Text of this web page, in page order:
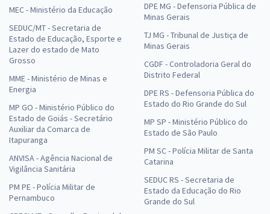
MEC - Ministério da Educação
SEDUC/MT - Secretaria de
Estado de Educação, Esporte e
Lazer do estado de Mato
Grosso
MME - Ministério de Minas e
Energia
MP GO - Ministério Público do
Estado de Goiás - Secretário
Auxiliar da Comarca de
Itapuranga
ANVISA - Agência Nacional de
Vigilância Sanitária
PM PE - Polícia Militar de
Pernambuco
DPE MG - Defensoria Pública de
Minas Gerais
TJ MG - Tribunal de Justiça de
Minas Gerais
CGDF - Controladoria Geral do
Distrito Federal
DPE RS - Defensoria Pública do
Estado do Rio Grande do Sul
MP SP - Ministério Público do
Estado de São Paulo
PM SC - Polícia Militar de Santa
Catarina
SEDUC RS - Secretaria de
Estado da Educação do Rio
Grande do Sul